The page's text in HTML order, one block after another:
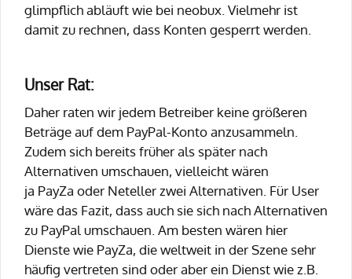
glimpflich abläuft wie bei neobux. Vielmehr ist
damit zu rechnen, dass Konten gesperrt werden.
Unser Rat:
Daher raten wir jedem Betreiber keine größeren
Beträge auf dem PayPal-Konto anzusammeln.
Zudem sich bereits früher als später nach
Alternativen umschauen, vielleicht wären
ja PayZa oder Neteller zwei Alternativen. Für User
wäre das Fazit, dass auch sie sich nach Alternativen
zu PayPal umschauen. Am besten wären hier
Dienste wie PayZa, die weltweit in der Szene sehr
häufig vertreten sind oder aber ein Dienst wie z.B.